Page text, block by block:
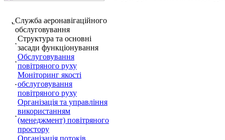
Служба аеронавігаційного
обслуговування
Структура та основні
засади функціонування
Обслуговування
повітряного руху
Моніторинг якості
обслуговування
повітряного руху
Організація та управління
використанням
(менеджмент) повітряного
простору
Організація потоків